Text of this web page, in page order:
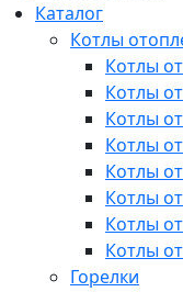
Каталог
Котлы
Котлы
Котлы
Котлы
Котлы
Котлы
Котлы
Котлы
Котлы
Горелки